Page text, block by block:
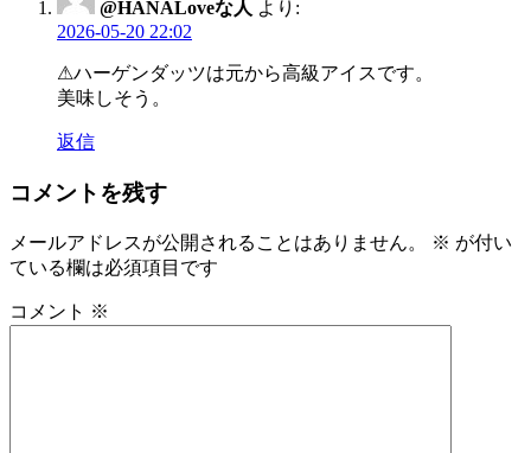
@HANALoveな人 より:
2026-05-20 22:02
⚠ハーゲンダッツは元から高級アイスです。
美味しそう。
返信
コメントを残す
メールアドレスが公開されることはありません。 ※ が付い
ている欄は必須項目です
コメント ※